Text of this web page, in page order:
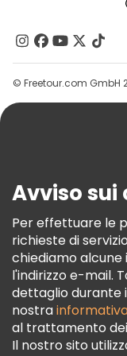
Tour gratuiti
Tour gratuiti
Contattaci
Gruppi
Aiuto
Termini E
Informativa Sui
Freetour Premi
Programma Di
© Freetour.com GmbH
Avviso sui
Per effettuare le
richieste di
chiediamo alcune
l'indirizzo e-mail.
dettaglio durante
nostra
al trattamento
Il nostro sito